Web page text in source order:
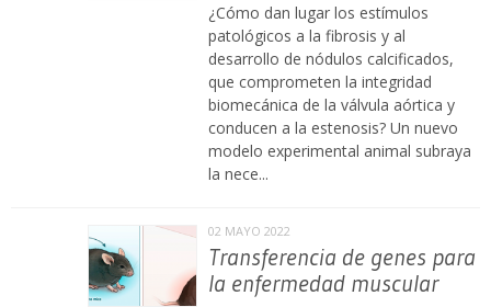
¿Cómo dan lugar los estímulos
patológicos a la fibrosis y al
desarrollo de nódulos calcificados,
que comprometen la integridad
biomecánica de la válvula aórtica y
conducen a la estenosis? Un nuevo
modelo experimental animal subraya
la nece...
02 MAYO 2022
Transferencia de genes para
la enfermedad muscular